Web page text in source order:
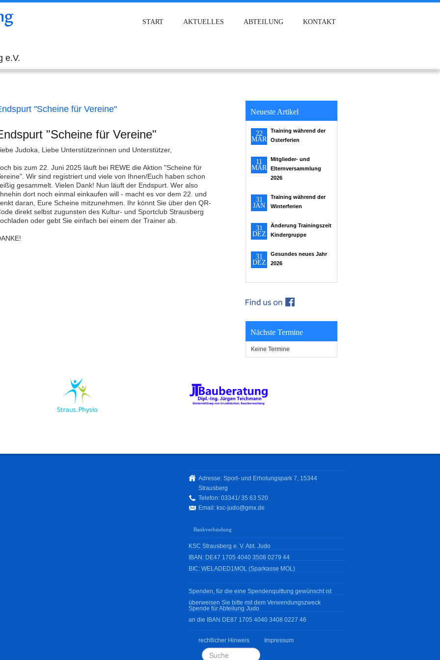
e.V.
START AKTUELLES ABTEILUNG KONTAKT
"Scheine für Vereine"
"Scheine für Vereine"
Judoka, Liebe Unterstützerinnen und Unterstützer,
bis zum 22. Juni 2025 läuft bei REWE die Aktion "Scheine für
Wir sind registriert und viele von Ihnen/Euch haben schon
gesammelt. Vielen Dank! Nun läuft der Endspurt. Wer also
dort noch einmal einkaufen will - macht es vor dem 22. und
daran, Eure Scheine mitzunehmen. Ihr könnt Sie über den QR-
direkt selbst zugunsten des Kultur- und Sportclub Strausberg
oder gebt Sie einfach bei einem der Trainer ab.
Neueste Artikel
22
MÄR
Training während der
Osterferien
11
MÄR
Mitglieder- und
Elternversammlung
2026
31
JAN
Training während der
Winterferien
31
DEZ
Änderung Trainingszeit
Kindergruppe
31
DEZ
Gesundes neues Jahr
2026
Nächste Termine
Keine Termine
Adresse: Sport- und Erholungspark 7, 15344
Strausberg
Telefon: 03341/35 63 520
Email: ksc-judo@gmx.de
Bankverbindung
KSC Strausberg e. V. Abt. Judo
IBAN: DE47 1705 4040 3508 0279 44
BIC: WELADED1MOL (Sparkasse MOL)
Spenden, für die eine Spendenquittung gewünscht ist
überweisen Sie bitte mit dem Verwendungszweck
Spende für Abteilung Judo
an die IBAN DE87 1705 4040 3408 0227 46
rechtlicher Hinweis Impressum
Suchen